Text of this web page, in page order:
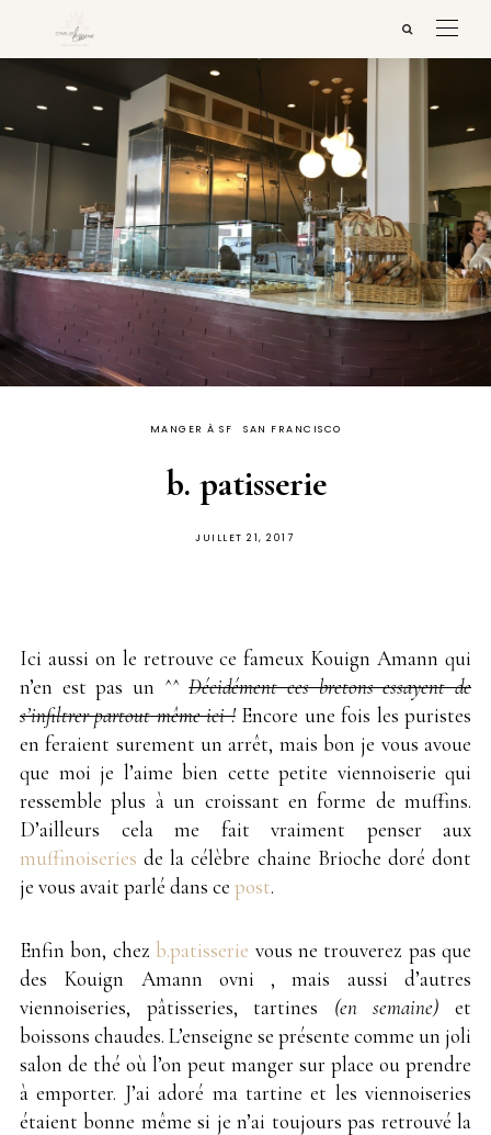
MANGER À SF SAN FRANCISCO
b. patisserie
PUBLIÉ
JUILLET 21, 2017
Ici aussi on le retrouve ce fameux Kouign Amann qui
n’en est pas un ^^Décidément ces bretons essayent de
s’infiltrer partout même ici !Encore une fois les puristes
en feraient surement un arrêt, mais bon je vous avoue
que moi je l’aime bien cette petite viennoiserie qui
ressemble plus à un croissant en forme de muffins.
D’ailleurs cela me fait vraiment penser aux
muffinoiseries de la célèbre chaine Brioche doré dont
je vous avait parlé dans ce post.
Enfin bon, chez b.patisserie vous ne trouverez pas que
des Kouign Amann ovni , mais aussi d’autres
viennoiseries, pâtisseries, tartines (en semaine) et
boissons chaudes. L’enseigne se présente comme un joli
salon de thé où l’on peut manger sur place ou prendre
à emporter. J’ai adoré ma tartine et les viennoiseries
étaient bonne même si je n’ai toujours pas retrouvé la